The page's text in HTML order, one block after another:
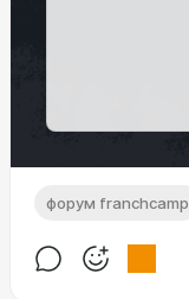
форум franchcamp